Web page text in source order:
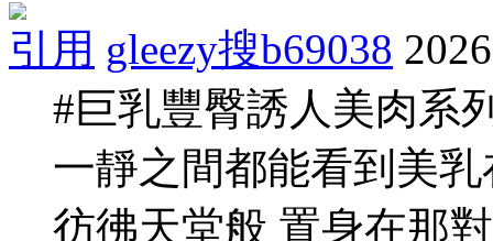
引用 gleezy搜b69038
#巨乳豐臀誘人美肉系
一靜之間都能看到美
彷彿天堂般 置身在那